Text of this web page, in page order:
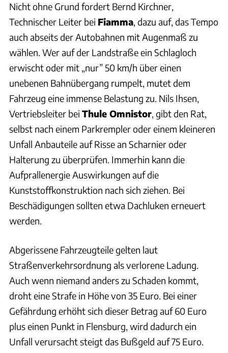
Nicht ohne Grund fordert Bernd Kirchner,
Technischer Leiter bei Fiamma, dazu auf, das Tempo
auch abseits der Autobahnen mit Augenmaß zu
wählen. Wer auf der Landstraße ein Schlagloch
erwischt oder mit „nur” 50 km/h über einen
unebenen Bahnübergang rumpelt, mutet dem
Fahrzeug eine immense Belastung zu. Nils Ihsen,
Vertriebsleiter bei Thule Omnistor, gibt den Rat,
selbst nach einem Parkrempler oder einem kleineren
Unfall Anbauteile auf Risse an Scharnier oder
Halterung zu überprüfen. Immerhin kann die
Aufprallenergie Auswirkungen auf die
Kunststoffkonstruktion nach sich ziehen. Bei
Beschädigungen sollten etwa Dachluken erneuert
werden.
Abgerissene Fahrzeugteile gelten laut
Straßenverkehrsordnung als verlorene Ladung.
Auch wenn niemand anders zu Schaden kommt,
droht eine Strafe in Höhe von 35 Euro. Bei einer
Gefährdung erhöht sich dieser Betrag auf 60 Euro
plus einen Punkt in Flensburg, wird dadurch ein
Unfall verursacht steigt das Bußgeld auf 75 Euro.